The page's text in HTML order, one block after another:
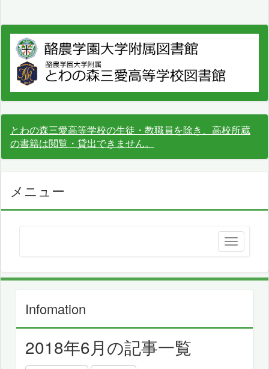
とわの森三愛高等学校の生徒・教職員を除き、高校所蔵
の書籍は閲覧・貸出できません。
メニュー
Infomation
2018年6月の記事一覧